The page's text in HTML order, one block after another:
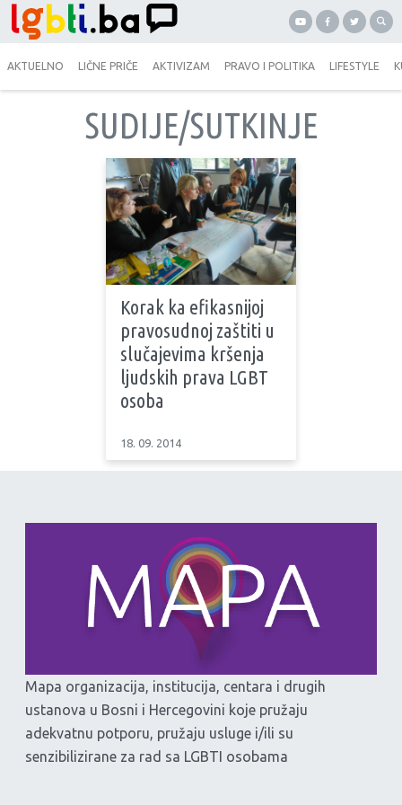
AKTUELNO LIČNE PRIČE AKTIVIZAM PRAVO I POLITIKA LIFESTYLE
SUDIJE/SUTKINJE
Korak ka efikasnijoj
pravosudnoj zaštiti u
slučajevima kršenja
ljudskih prava LGBT
osoba
18. 09. 2014
Mapa organizacija, institucija, centara i drugih
ustanova u Bosni i Hercegovini koje pružaju
adekvatnu potporu, pružaju usluge i/ili su
senzibilizirane za rad sa LGBTI osobama